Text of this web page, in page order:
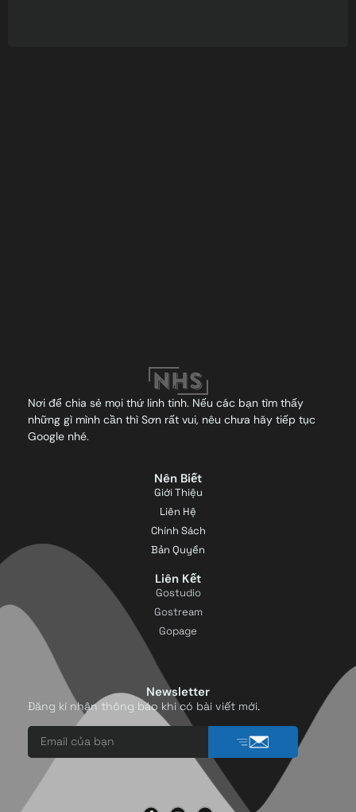
Nơi để chia sẻ mọi thứ linh tinh. Nếu các bạn tìm thấy
những gì mình cần thì Sơn rất vui, nêu chưa hãy tiếp tục
Google nhé.
Nên Biết
Giới Thiệu
Liên Hệ
Chính Sách
Bản Quyền
Liên Kết
Gostudio
Gostream
Gopage
Newsletter
Đăng kí nhận thông báo khi có bài viết mới.